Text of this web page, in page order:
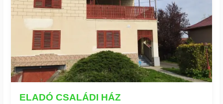
ELADÓ CSALÁDI HÁZ